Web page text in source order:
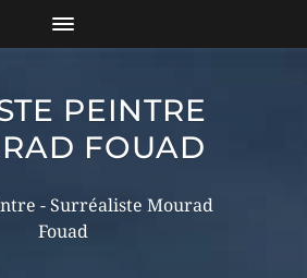
PEINTRE
FOUAD
- Surréaliste Mourad
Fouad